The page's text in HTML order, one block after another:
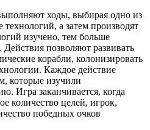
ходы, выбирая одно из
а затем производят
изучено, тем больше
позволяют развивать
корабли, колонизировать
Каждое действие
которые изучили
Игра заканчивается, когда
количество целей, игрок,
победных очков